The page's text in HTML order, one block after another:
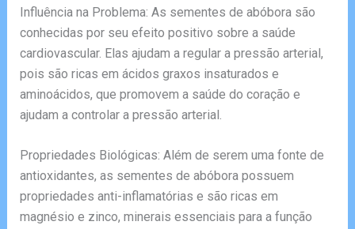
Influência na Problema: As sementes de abóbora são
conhecidas por seu efeito positivo sobre a saúde
cardiovascular. Elas ajudam a regular a pressão arterial,
pois são ricas em ácidos graxos insaturados e
aminoácidos, que promovem a saúde do coração e
ajudam a controlar a pressão arterial.
Propriedades Biológicas: Além de serem uma fonte de
antioxidantes, as sementes de abóbora possuem
propriedades anti-inflamatórias e são ricas em
magnésio e zinco, minerais essenciais para a função